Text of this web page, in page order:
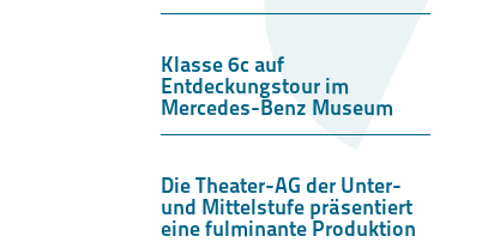
Klasse 6c auf
Entdeckungstour im
Mercedes-Benz Museum
Die Theater-AG der Unter-
und Mittelstufe präsentiert
eine fulminante Produktion